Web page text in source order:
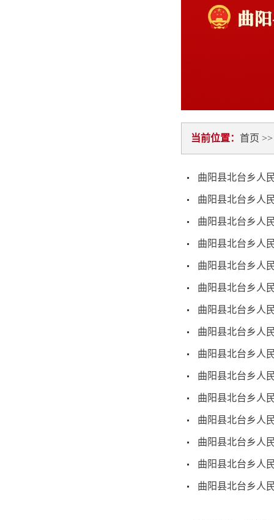
当前位置： 首页
曲阳县北台乡人
曲阳县北台乡人
曲阳县北台乡人
曲阳县北台乡人
曲阳县北台乡人
曲阳县北台乡人
曲阳县北台乡人
曲阳县北台乡人
曲阳县北台乡人
曲阳县北台乡人
曲阳县北台乡人
曲阳县北台乡人
曲阳县北台乡人
曲阳县北台乡人
曲阳县北台乡人